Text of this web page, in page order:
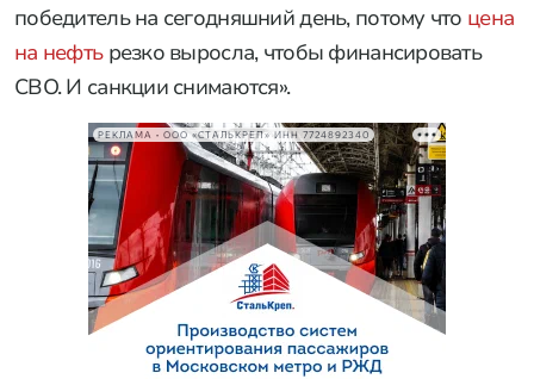
победитель на сегодняшний день, потому что цена
на нефть резко выросла, чтобы финансировать
СВО. И санкции снимаются».
РЕКЛАМА • ООО «СТАЛЬКРЕП» ИНН 7724892340